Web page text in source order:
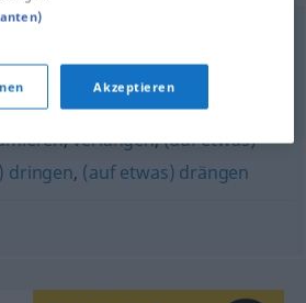
,verlangen,(auf etwas)
dringen, (auf etwas) drängen
Akzeptieren